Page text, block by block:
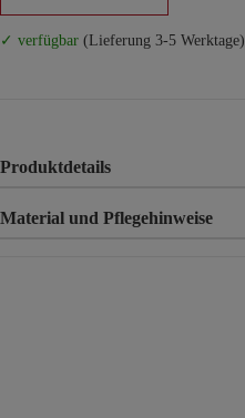
✓ verfügbar (Lieferung 3-5 Werktage)
Produktdetails
Material und Pflegehinweise